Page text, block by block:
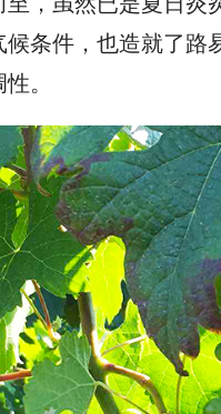
条件，也造就了路
。